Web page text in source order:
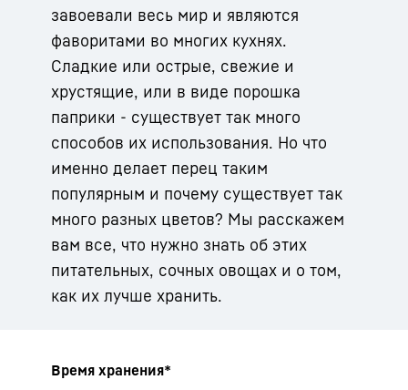
завоевали весь мир и являются
фаворитами во многих кухнях.
Сладкие или острые, свежие и
хрустящие, или в виде порошка
паприки - существует так много
способов их использования. Но что
именно делает перец таким
популярным и почему существует так
много разных цветов? Мы расскажем
вам все, что нужно знать об этих
питательных, сочных овощах и о том,
как их лучше хранить.
Время хранения*